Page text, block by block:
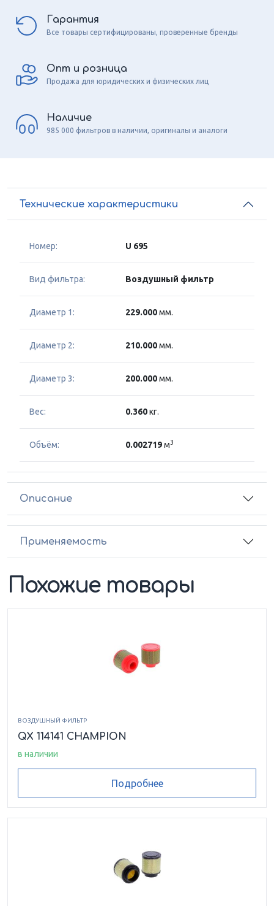
Гарантия
Все товары сертифицированы, проверенные бренды
Опт и розница
Продажа для юридических и физических лиц
Наличие
985 000 фильтров в наличии, оригиналы и аналоги
Технические характеристики
Номер: U 695
Вид фильтра: Воздушный фильтр
Диаметр 1: 229.000мм.
Диаметр 2: 210.000мм.
Диаметр 3: 200.000мм.
Вес: 0.360кг.
Объём: 0.002719м3
Описание
Применяемость
Похожие товары
ВОЗДУШНЫЙ ФИЛЬТР
QX 114141 CHAMPION
в наличии
Подробнее